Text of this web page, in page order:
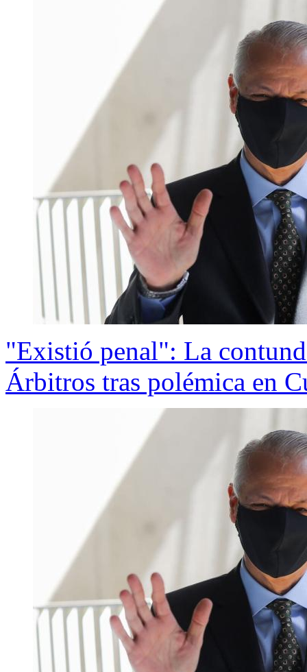
"Existió penal": La
Árbitros tras polémica en